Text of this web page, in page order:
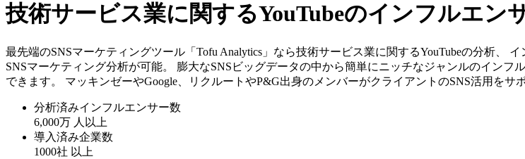
技術サービス業に関するYouTubeのインフルエン
最先端のSNSマーケティングツール「Tofu Analytics」なら技術サービス業に関するYouTubeの分析、
SNSマーケティング分析が可能。 膨大なSNSビッグデータの中から簡単にニッチなジャンルのイン
できます。 マッキンゼーやGoogle、リクルートやP&G出身のメンバーがクライアントのSNS活用をサ
分析済みインフルエンサー数
6,000万 人以上
導入済み企業数
1000社 以上